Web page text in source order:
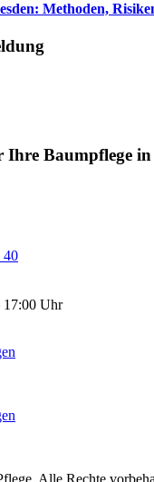
Methoden,
Baumpflege in
40
17:00 Uhr
Alle Rechte